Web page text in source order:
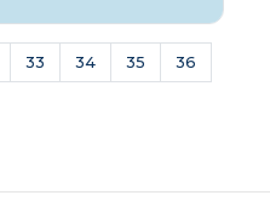
33 34 35 36